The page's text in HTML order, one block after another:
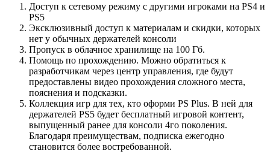
Доступ к сетевому режиму с другими игроками на PS4 и
PS5
Эксклюзивный доступ к материалам и скидки, которых
нет у обычных держателей консоли
Пропуск в облачное хранилище на 100 Гб.
Помощь по прохождению. Можно обратиться к
разработчикам через центр управления, где будут
предоставлены видео прохождения сложного места,
пояснения и подсказки.
Коллекция игр для тех, кто оформи PS Plus. В ней для
держателей PS5 будет бесплатный игровой контент,
выпущенный ранее для консоли 4го поколения.
Благодаря преимуществам, подписка ежегодно
становится более востребованной.